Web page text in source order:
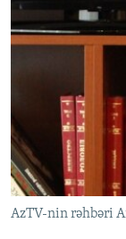
VIDEO
KARIKATURA
RADIO ARXIV
AZƏRBAYCAN
İSLAM VƏ
İZ - MƏDƏNIYYƏT
PEŞƏ ETIKASI VƏ
AZADLIQRADIOSU
BIZIMLƏ ƏLAQƏ
BIZI IZLƏ
RFE/RL-in
AzTV-nin rəhbəri